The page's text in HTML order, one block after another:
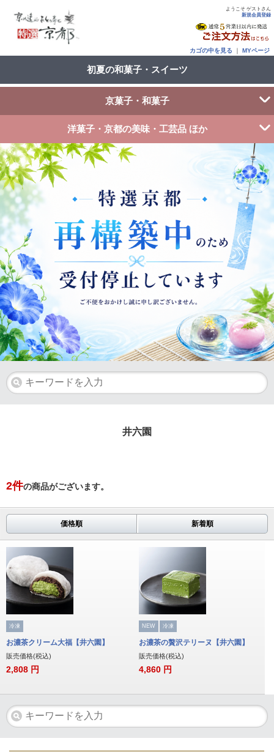
ようこそ ゲストさん
新規会員登録
カゴの中を見る ｜ MYページ
初夏の和菓子・スイーツ
京菓子・和菓子
洋菓子・京都の美味・工芸品 ほか
井六園
2件の商品がございます。
価格順 新着順
冷凍
お濃茶クリーム大福【井六園】
販売価格(税込)
2,808 円
NEW 冷凍
お濃茶の贅沢テリーヌ【井六園】
販売価格(税込)
4,860 円